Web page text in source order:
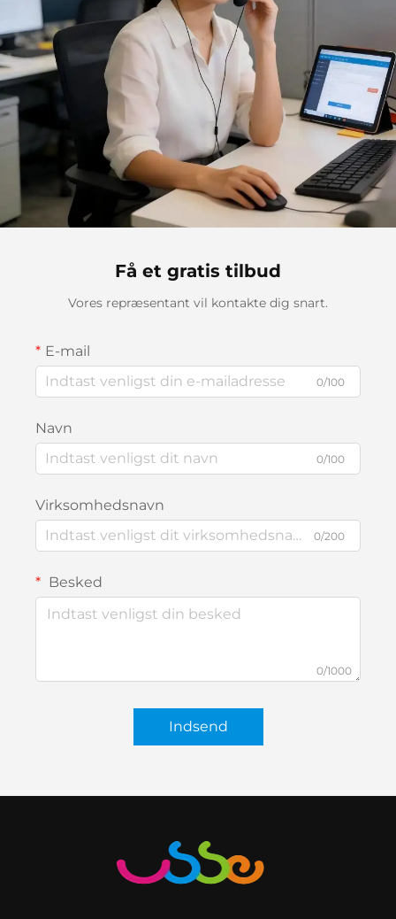
Få et gratis tilbud
Vores repræsentant vil kontakte dig snart.
E-mail
0/100
Navn
0/100
Virksomhedsnavn
0/200
Besked
0/1000
Indsend